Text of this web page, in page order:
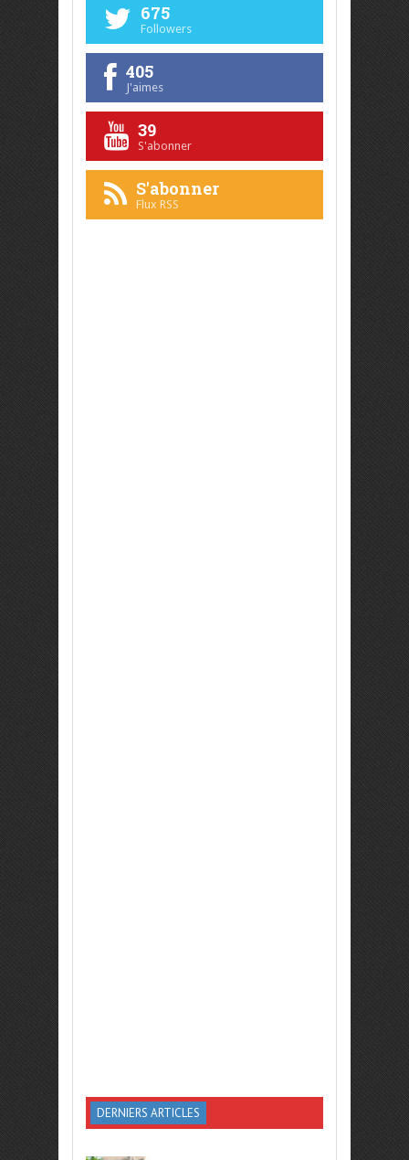
675
Followers
405
J'aimes
39
S'abonner
S'abonner
Flux RSS
DERNIERS ARTICLES